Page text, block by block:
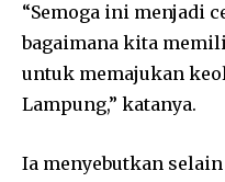
“Semoga ini menjadi
bagaimana kita
untuk memajukan
Lampung,” katanya.
Ia menyebutkan selain